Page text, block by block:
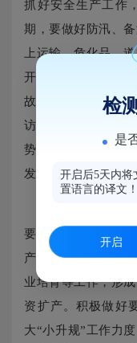
抓好安全生产工作
期，要做好防汛、
上运输、危化品、
开展安全检查，排
故的发生；要抓好
访信息的收集、报
势，用心用情妥善
发生。
区委书记对下
要确保稳增长。指
产面有所收窄。要
业培育等工作，形
资扩产。积极做好
大“小升规”工作力
检
是
开启后5天内将
置语言的译文！
开启